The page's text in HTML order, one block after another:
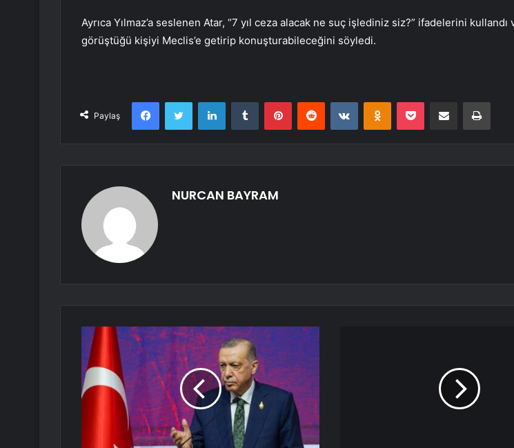
Ayrıca Yılmaz’a seslenen Atar, “7 yıl ceza alacak ne suç işlediniz siz?” ifadelerini kullandı
görüştüğü kişiyi Meclis’e getirip konuşturabileceğini söyledi.
Paylaş
FacebookTwitter LinkedInTumblr PinterestReddit VKontakteOdnoklassniki
Pocket E-Posta ile paylaş Yazdır
NURCAN BAYRAM